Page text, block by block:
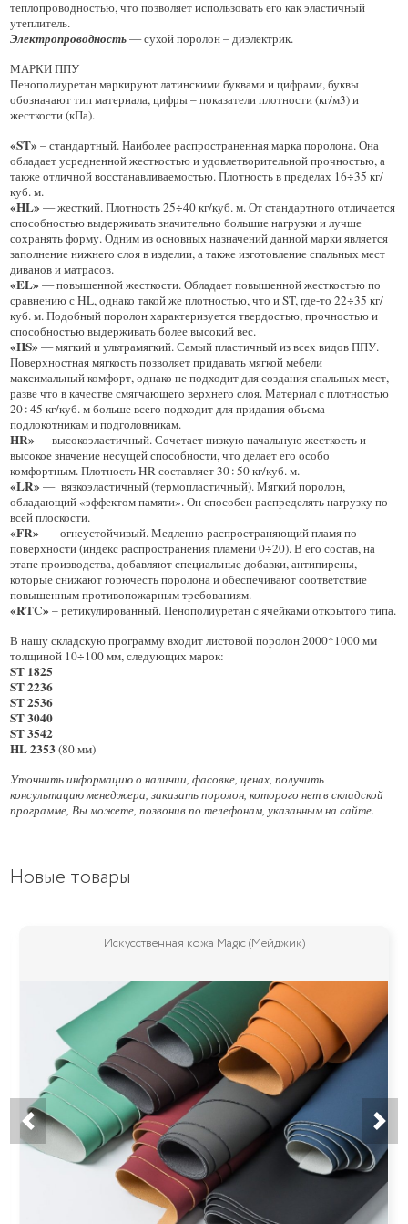
теплопроводностью, что позволяет использовать его как эластичный
утеплитель.
Электропроводность— сухой поролон – диэлектрик.
МАРКИ ППУ
Пенополиуретан маркируют латинскими буквами и цифрами, буквы
обозначают тип материала, цифры – показатели плотности (кг/м3) и
жесткости (кПа).
«ST» – стандартный. Наиболее распространенная марка поролона. Она
обладает усредненной жесткостью и удовлетворительной прочностью, а
также отличной восстанавливаемостью. Плотность в пределах 16÷35 кг/
куб. м.
«HL» — жесткий. Плотность 25÷40 кг/куб. м. От стандартного отличается
способностью выдерживать значительно большие нагрузки и лучше
сохранять форму. Одним из основных назначений данной марки является
заполнение нижнего слоя в изделии, а также изготовление спальных мест
диванов и матрасов.
«EL» — повышенной жесткости. Обладает повышенной жесткостью по
сравнению с HL, однако такой же плотностью, что и ST, где-то 22÷35 кг/
куб. м. Подобный поролон характеризуется твердостью, прочностью и
способностью выдерживать более высокий вес.
«HS» — мягкий и ультрамягкий. Самый пластичный из всех видов ППУ.
Поверхностная мягкость позволяет придавать мягкой мебели
максимальный комфорт, однако не подходит для создания спальных мест,
разве что в качестве смягчающего верхнего слоя. Материал с плотностью
20÷45 кг/куб. м больше всего подходит для придания объема
подлокотникам и подголовникам.
HR» — высокоэластичный. Сочетает низкую начальную жесткость и
высокое значение несущей способности, что делает его особо
комфортным. Плотность HR составляет 30÷50 кг/куб. м.
«LR» — вязкоэластичный (термопластичный). Мягкий поролон,
обладающий «эффектом памяти». Он способен распределять нагрузку по
всей плоскости.
«FR» — огнеустойчивый. Медленно распространяющий пламя по
поверхности (индекс распространения пламени 0÷20). В его состав, на
этапе производства, добавляют специальные добавки, антипирены,
которые снижают горючесть поролона и обеспечивают соответствие
повышенным противопожарным требованиям.
«RTC» – ретикулированный. Пенополиуретан с ячейками открытого типа.
В нашу складскую программу входит листовой поролон 2000*1000 мм
толщиной 10÷100 мм, следующих марок:
ST 1825
ST 2236
ST 2536
ST 3040
ST 3542
HL 2353(80 мм)
Уточнить информацию о наличии, фасовке, ценах, получить
консультацию менеджера, заказать поролон, которого нет в складской
программе, Вы можете, позвонив по телефонам, указанным на сайте.
Новые товары
Мебельная ткань Stella (Стелла)